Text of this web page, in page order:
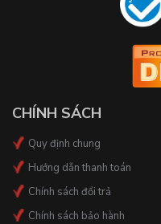
CHÍNH SÁCH
Quy định chung
Hướng dẫn thanh toán
Chính sách đổi trả
Chính sách bảo hành